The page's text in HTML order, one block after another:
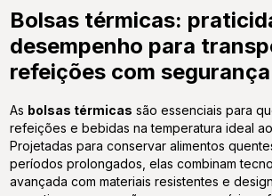
Bolsas térmicas:
desempenho para
refeições com segurança
As bolsas térmicas são essenciais para
refeições e bebidas na temperatura ideal
Projetadas para conservar alimentos
períodos prolongados, elas combinam
avançada com materiais resistentes e